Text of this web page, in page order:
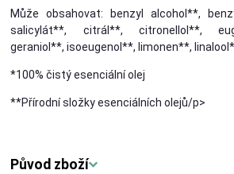
Může obsahovat: benzyl alcohol**,
salicylát**, citrál**, citronellol**,
geraniol**, isoeugenol**, limonen**,
*100% čistý esenciální olej
**Přírodní složky esenciálních olejů/p>
Původ zboží